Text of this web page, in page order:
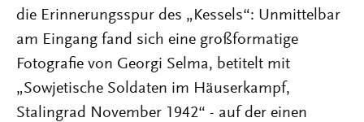
die Erinnerungsspur des „Kessels“: Unmittelbar
am Eingang fand sich eine großformatige
Fotografie von Georgi Selma, betitelt mit
„Sowjetische Soldaten im Häuserkampf,
Stalingrad November 1942“ - auf der einen